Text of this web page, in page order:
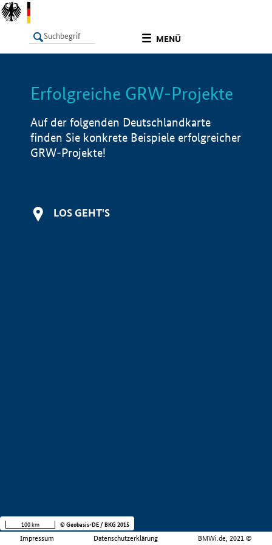
MENÜ
LISTE Info
Erfolgreiche GRW-Projekte
Auf der folgenden Deutschlandkarte
finden Sie konkrete Beispiele erfolgreicher
GRW-Projekte!
LOS GEHT'S
Impressum Datenschutzerklärung BMWi.de, 2021 ©
100 km © Geobasis-DE / BKG 2015